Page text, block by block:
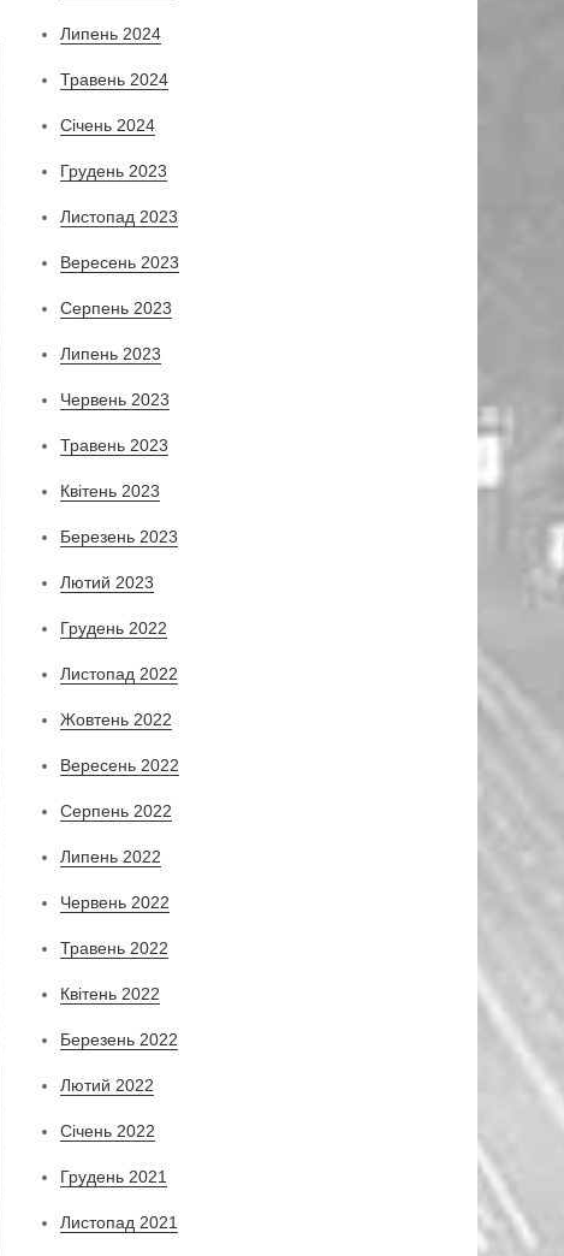
Липень 2024
Травень 2024
Січень 2024
Грудень 2023
Листопад 2023
Вересень 2023
Серпень 2023
Липень 2023
Червень 2023
Травень 2023
Квітень 2023
Березень 2023
Лютий 2023
Грудень 2022
Листопад 2022
Жовтень 2022
Вересень 2022
Серпень 2022
Липень 2022
Червень 2022
Травень 2022
Квітень 2022
Березень 2022
Лютий 2022
Січень 2022
Грудень 2021
Листопад 2021